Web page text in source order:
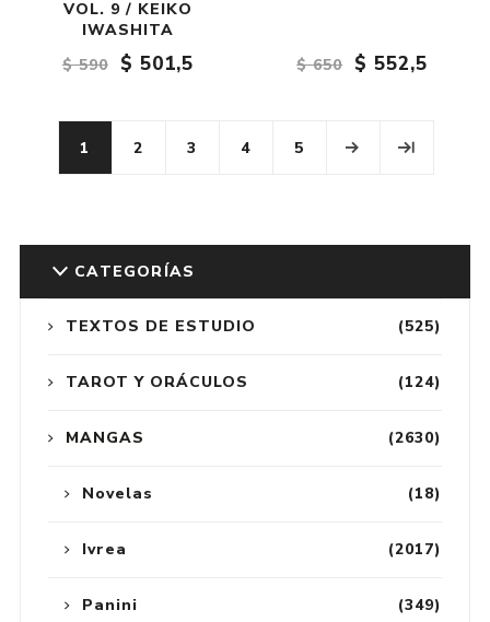
VOL. 9 / KEIKO
IWASHITA
$ 590
$ 501,5 $ 650 $ 552,5
1 2 3 4 5
CATEGORÍAS
(525)
TEXTOS DE ESTUDIO
(124)
TAROT Y ORÁCULOS
(2630)
MANGAS
(18)
Novelas
(2017)
Ivrea
(349)
Panini